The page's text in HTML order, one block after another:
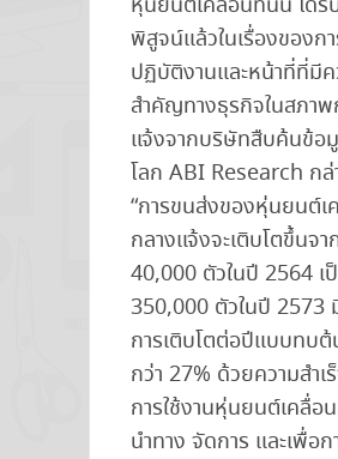
พิสูจน์แล้วในเรื่องของก
ปฏิบัติงานและหน้าที่ที่มีค
สำคัญทางธุรกิจในสภาพ
แจ้งจากบริษัทสืบค้นข้อ
โลก ABI Research กล่
“การขนส่งของหุ่นยนต์เ
กลางแจ้งจะเติบโตขึ้นจา
40,000 ตัวในปี 2564 เ
350,000 ตัวในปี 2573
การเติบโตต่อปีแบบทบ
กว่า 27% ด้วยความสำเ
การใช้งานหุ่นยนต์เคลื่อ
นำทาง จัดการ และเพื่อก